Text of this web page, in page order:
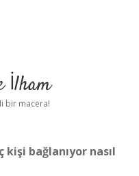
İlham
bir macera!
bağlanıyor nasıl